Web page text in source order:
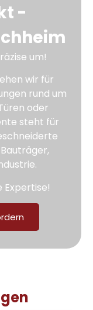
-
um!
wir für
rund um
oder
steht für
Expertise!